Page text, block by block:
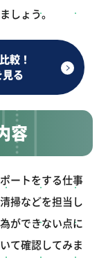
しょう。
較！
る
容
ートをする仕事
掃などを担当し
ができない点に
て確認してみま